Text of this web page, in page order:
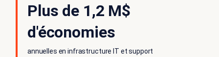
Plus de 1,2 M$
d'économies
annuelles en infrastructure IT et support